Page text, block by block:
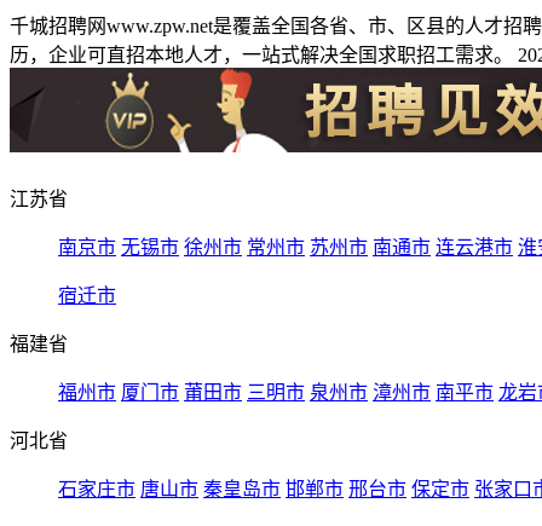
千城招聘网www.zpw.net是覆盖全国各省、市、区县的人才
历，企业可直招本地人才，一站式解决全国求职招工需求。
江苏省
南京市 无锡市 徐州市 常州市 苏州市 南通市 连云港市 淮
宿迁市
福建省
福州市 厦门市 莆田市 三明市 泉州市 漳州市 南平市 龙岩
河北省
石家庄市 唐山市 秦皇岛市 邯郸市 邢台市 保定市 张家口